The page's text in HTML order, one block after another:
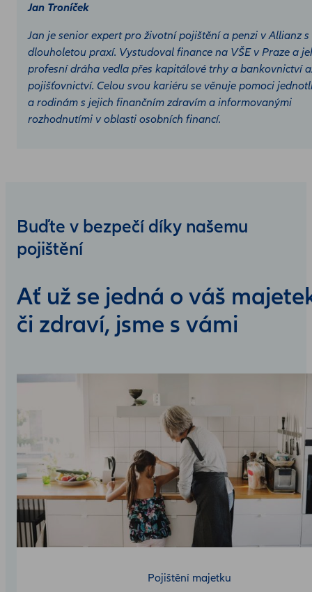
Jan Troníček
Jan je senior expert pro životní pojištění a penzi v Allianz s
dlouholetou praxí. Vystudoval finance na VŠE v Praze a
profesní dráha vedla přes kapitálové trhy a bankovnictví
pojišťovnictví. Celou svou kariéru se věnuje pomoci
a rodinám s jejich finančním zdravím a informovanými
rozhodnutími v oblasti osobních financí.
Buďte v bezpečí díky našemu
pojištění
Ať už se jedná o váš
či zdraví, jsme s vámi
Pojištění majetku